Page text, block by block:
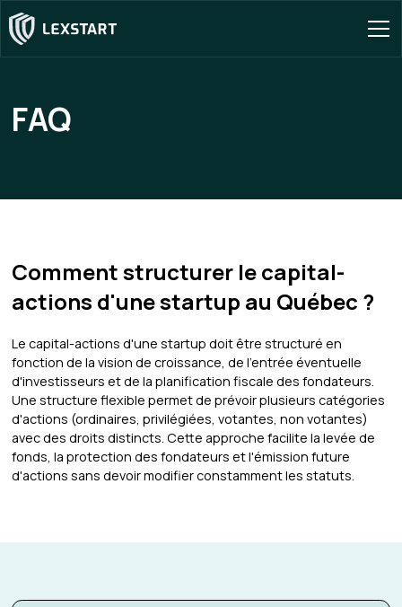
FAQ
Comment structurer le capital-
actions d'une startup au Québec ?
Le capital-actions d'une startup doit être structuré en
fonction de la vision de croissance, de l'entrée éventuelle
d'investisseurs et de la planification fiscale des fondateurs.
Une structure flexible permet de prévoir plusieurs catégories
d'actions (ordinaires, privilégiées, votantes, non votantes)
avec des droits distincts. Cette approche facilite la levée de
fonds, la protection des fondateurs et l'émission future
d'actions sans devoir modifier constamment les statuts.